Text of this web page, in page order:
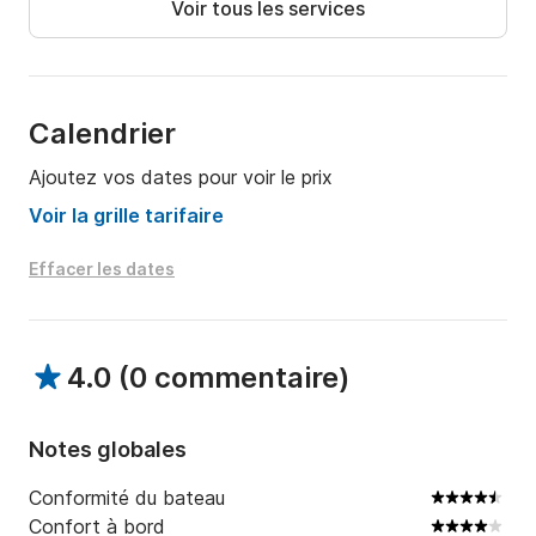
destinations et nous vous aiderons à planifier une
expérience inoubliable en Grèce.
Voir tous les services
Calendrier
Ajoutez vos dates pour voir le prix
Voir la grille tarifaire
Effacer les dates
4.0 (0 commentaire)
Notes globales
Conformité du bateau
Confort à bord